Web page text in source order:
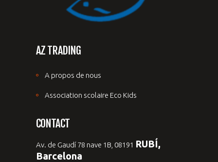
AZ TRADING
A propos de nous
Association scolaire Eco Kids
CONTACT
Av. de Gaudí 78 nave 1B, 08191 RUBÍ,
Barcelona